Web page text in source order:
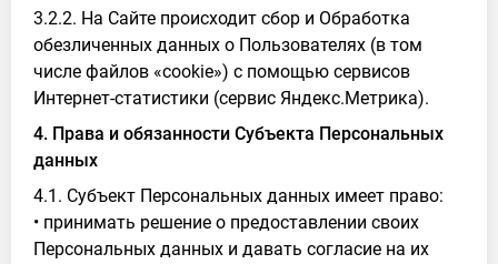
3.2.2. На Сайте происходит сбор и Обработка
обезличенных данных о Пользователях (в том
числе файлов «cookie») с помощью сервисов
Интернет-статистики (сервис Яндекс.Метрика).
4. Права и обязанности Субъекта Персональных
данных
4.1. Субъект Персональных данных имеет право:
• принимать решение о предоставлении своих
Персональных данных и давать согласие на их